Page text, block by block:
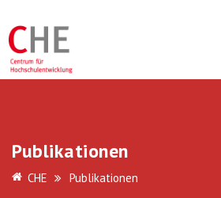
Publikationen
CHE Publikationen